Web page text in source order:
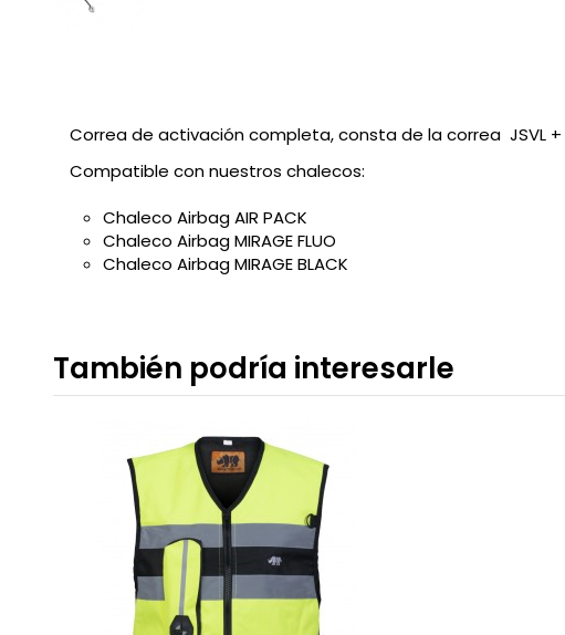
Correa de activación completa, consta de la correa JSVL
Compatible con nuestros chalecos:
Chaleco Airbag AIR PACK
Chaleco Airbag MIRAGE FLUO
Chaleco Airbag MIRAGE BLACK
También podría interesarle